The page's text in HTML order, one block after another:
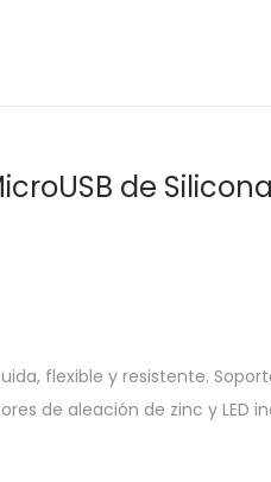
de
flexible y resistente.
de aleación de zinc y LED